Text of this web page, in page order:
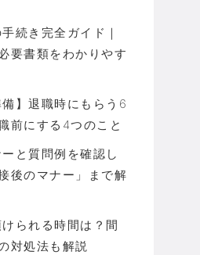
続き完全ガイド｜
要書類をわかりやす
備】退職時にもらう6
前にする4つのこと
と質問例を確認し
後のマナー」まで解
られる時間は？間
対処法も解説